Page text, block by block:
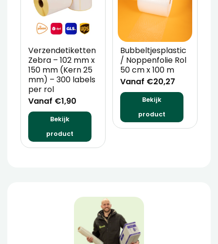
Verzendetiketten
Zebra – 102 mm x
150 mm (Kern 25
mm) – 300 labels
per rol
Vanaf €1,90
Bekijk
product
Bubbeltjesplastic
/ Noppenfolie Rol
50 cm x 100 m
Vanaf €20,27
Bekijk
product